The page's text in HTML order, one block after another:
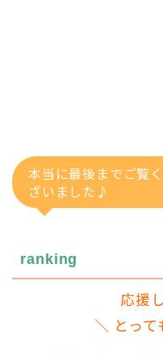
本当に最後までご覧
ざいました♪
ranking
応援
＼ とっ